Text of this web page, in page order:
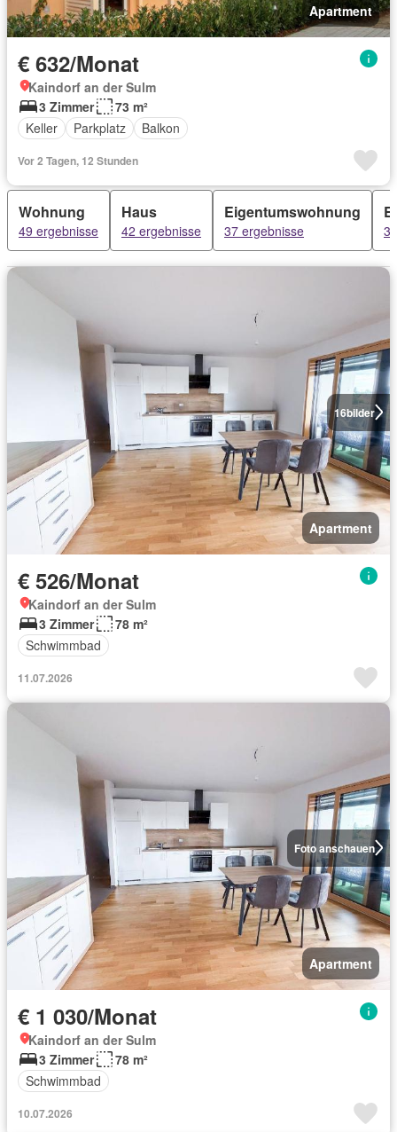
Apartment
€ 632/Monat
Kaindorf an der Sulm
3 Zimmer
73 m²
Keller
Parkplatz Balkon
Vor 2 Tagen, 12 Stunden
Wohnung
49 ergebnisse
Haus
42 ergebnisse
Eigentumswohnung
37 ergebnisse
16bilder
Apartment
€ 526/Monat
Kaindorf an der Sulm
3 Zimmer
78 m²
Schwimmbad
11.07.2026
Foto anschauen
Apartment
€ 1 030/Monat
Kaindorf an der Sulm
3 Zimmer
78 m²
Schwimmbad
10.07.2026